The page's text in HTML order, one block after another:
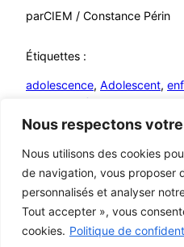
Nous respectons
Nous utilisons des cookies
de navigation, vous proposer
personnalisés et analyser
Tout accepter », vous
cookies. Politique de
parCIEM / Constance Périn
Étiquettes :
adolescence, Adolescent,
Mutualistes – MCA